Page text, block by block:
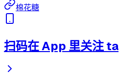
棉花糖
扫码在 App 里关注 ta